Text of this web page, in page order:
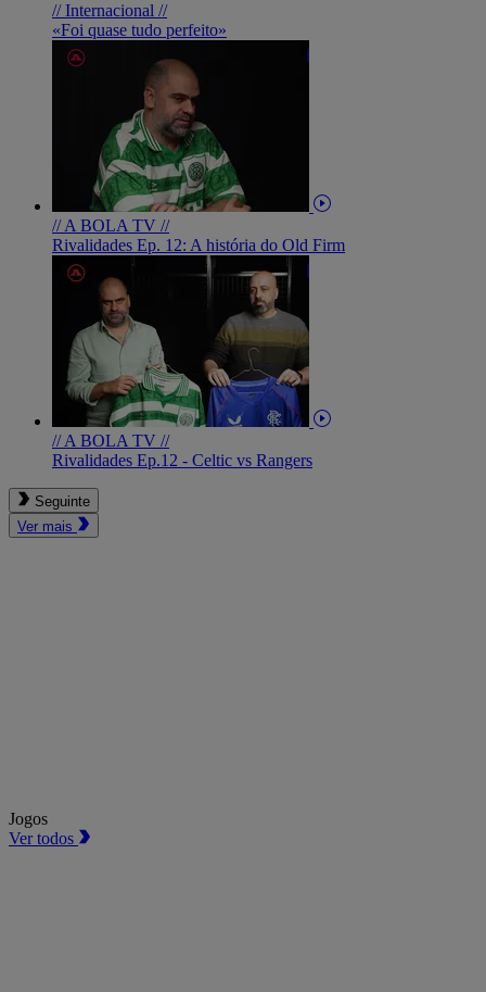
// Internacional //
«Foi quase tudo perfeito»
// A BOLA TV //
Rivalidades Ep. 12: A história do Old Firm
// A BOLA TV //
Rivalidades Ep.12 - Celtic vs Rangers
Seguinte
Ver mais
Jogos
Ver todos